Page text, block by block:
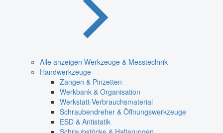
Alle anzeigen Werkzeuge & Messtechnik
Handwerkzeuge
Zangen & Pinzetten
Werkbank & Organisation
Werkstatt-Verbrauchsmaterial
Schraubendreher & Öffnungswerkzeuge
ESD & Antistatik